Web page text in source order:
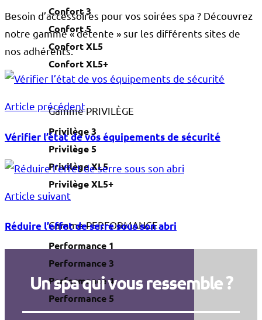
Confort 3
Confort 5
Confort XL5
Confort XL5+
Gamme PRIVILÈGE
Privilège 3
Privilège 5
Privilège XL5
Privilège XL5+
Gamme PERFORMANCE
Performance 1
Performance 3
Performance 4
Performance 5
Besoin d’accessoires pour vos soirées spa ? Découvrez
notre gamme « détente » sur les différents sites de
nos adhérents.
Article précédent
Vérifier l’état de vos équipements de sécurité
Article suivant
Réduire l’effet de serre sous son abri
Un spa qui vous ressemble ?